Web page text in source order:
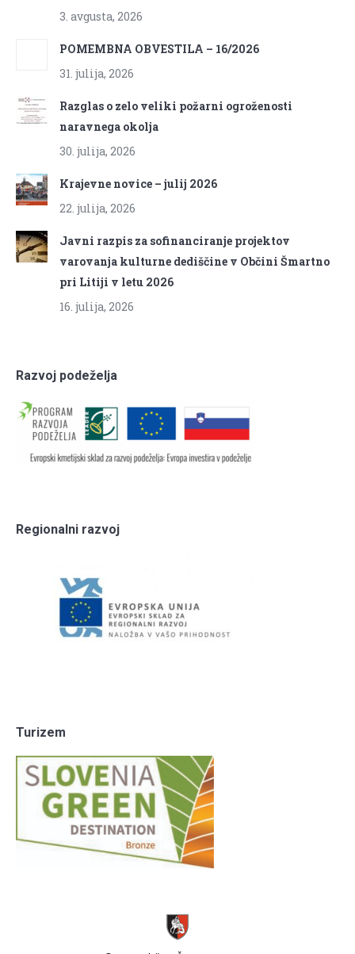
3. avgusta, 2026
POMEMBNA OBVESTILA – 16/2026
31. julija, 2026
Razglas o zelo veliki požarni ogroženosti
naravnega okolja
30. julija, 2026
Krajevne novice – julij 2026
22. julija, 2026
Javni razpis za sofinanciranje projektov
varovanja kulturne dediščine v Občini Šmartno
pri Litiji v letu 2026
16. julija, 2026
Razvoj podeželja
Regionalni razvoj
Turizem